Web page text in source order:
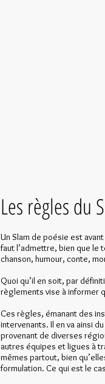
Les règles du
Un Slam de poésie est
faut l’admettre, bien que le
chanson, humour, conte,
Quoi qu’il en soit, par
règlements vise à informer
Ces règles, émanant des
intervenants. Il en va ainsi
provenant de diverses
autres équipes et ligues à
mêmes partout, bien
formulation. Ce qui est le